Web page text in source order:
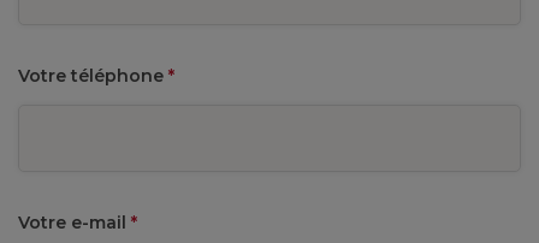
Votre téléphone *
Votre e-mail *